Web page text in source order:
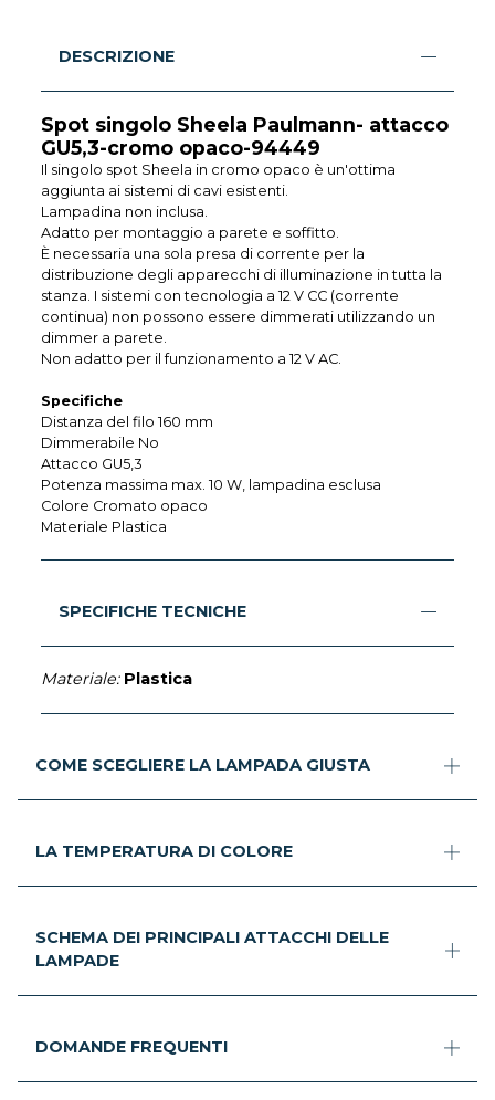
DESCRIZIONE
Spot singolo Sheela Paulmann- attacco
GU5,3-cromo opaco-94449
Il singolo spot Sheela in cromo opaco è un'ottima
aggiunta ai sistemi di cavi esistenti.
Lampadina non inclusa.
Adatto per montaggio a parete e soffitto.
È necessaria una sola presa di corrente per la
distribuzione degli apparecchi di illuminazione in tutta la
stanza. I sistemi con tecnologia a 12 V CC (corrente
continua) non possono essere dimmerati utilizzando un
dimmer a parete.
Non adatto per il funzionamento a 12 V AC.
Specifiche
Distanza del filo 160 mm
Dimmerabile No
Attacco GU5,3
Potenza massima max. 10 W, lampadina esclusa
Colore Cromato opaco
Materiale Plastica
SPECIFICHE TECNICHE
Materiale: Plastica
COME SCEGLIERE LA LAMPADA GIUSTA
LA TEMPERATURA DI COLORE
SCHEMA DEI PRINCIPALI ATTACCHI DELLE
LAMPADE
DOMANDE FREQUENTI